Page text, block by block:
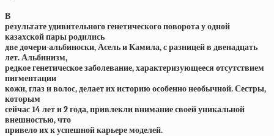
В
результате удивительного генетического поворота у одной
казахской пары родились
две дочери-альбиноски, Асель и Камила, с разницей в двенадцать
лет. Альбинизм,
редкое генетическое заболевание, характеризующееся отсутствием
пигментации
кожи, глаз и волос, делает их историю особенно необычной. Сестры,
которым
сейчас 14 лет и 2 года, привлекли внимание своей уникальной
внешностью, что
привело их к успешной карьере моделей.